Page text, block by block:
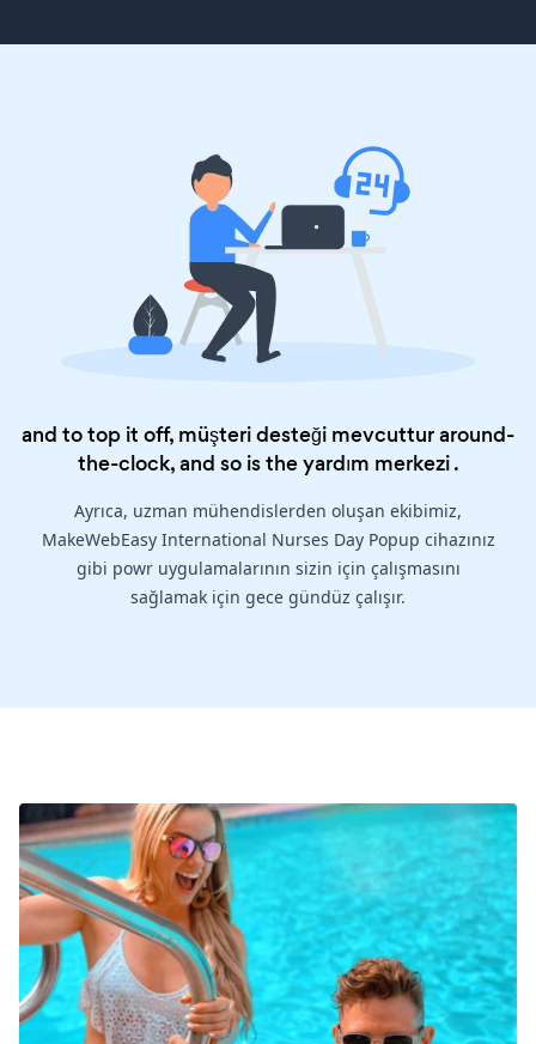
and to top it off, müşteri desteği mevcuttur around-
the-clock, and so is theyardım merkezi.
Ayrıca, uzman mühendislerden oluşan ekibimiz,
MakeWebEasy International Nurses Day Popup cihazınız
gibi powr uygulamalarının sizin için çalışmasını
sağlamak için gece gündüz çalışır.